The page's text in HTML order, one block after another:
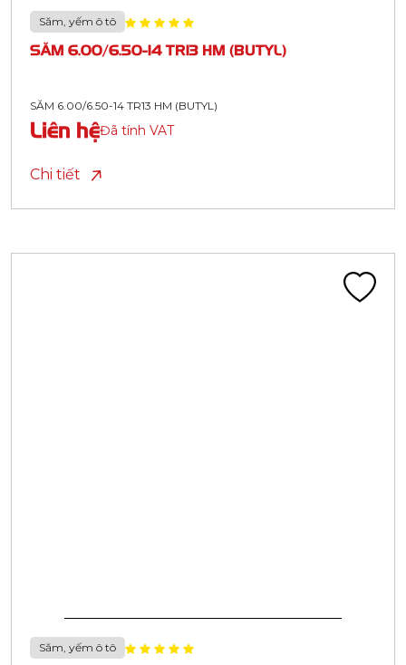
Săm, yếm ô tô
SĂM 6.00/6.50-14 TR13 HM (BUTYL)
SĂM 6.00/6.50-14 TR13 HM (BUTYL)
Liên hệĐã tính VAT
Chi tiết
Săm, yếm ô tô